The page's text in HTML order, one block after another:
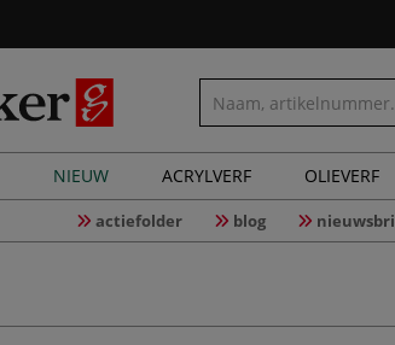
NIEUW ACRYLVERF OLIEVERF
actiefolder blog